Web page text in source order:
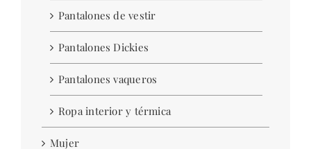
Pantalones de vestir
Pantalones Dickies
Pantalones vaqueros
Ropa interior y térmica
Mujer